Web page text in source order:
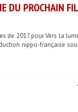
DU PROCHAIN
de 2017 pour Vers la
nippo-française